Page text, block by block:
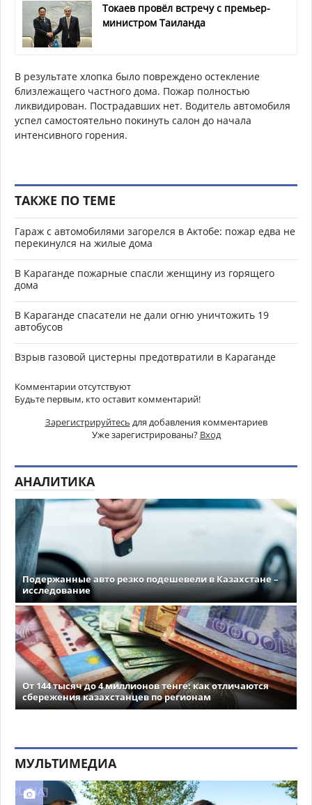
Токаев провёл встречу с премьер-
министром Таиланда
В результате хлопка было повреждено остекление
близлежащего частного дома. Пожар полностью
ликвидирован. Пострадавших нет. Водитель автомобиля
успел самостоятельно покинуть салон до начала
интенсивного горения.
ТАКЖЕ ПО ТЕМЕ
Гараж с автомобилями загорелся в Актобе: пожар едва не
перекинулся на жилые дома
В Караганде пожарные спасли женщину из горящего
дома
В Караганде спасатели не дали огню уничтожить 19
автобусов
Взрыв газовой цистерны предотвратили в Караганде
Комментарии отсутствуют
Будьте первым, кто оставит комментарий!
Зарегистрируйтесь для добавления комментариев
Уже зарегистрированы? Вход
АНАЛИТИКА
Подержанные авто резко подешевели в Казахстане –
исследование
От 144 тысяч до 4 миллионов тенге: как отличаются
сбережения казахстанцев по регионам
МУЛЬТИМЕДИА